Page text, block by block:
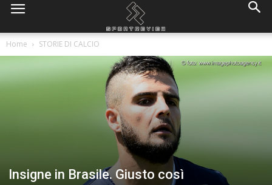
Home STORIE DI CALCIO
Insigne in Brasile. Giusto così